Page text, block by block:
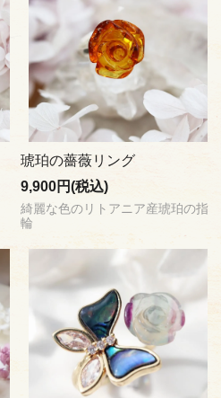
琥珀の薔薇リング
9,900円(税込)
綺麗な色のリトアニア産琥珀の指
輪